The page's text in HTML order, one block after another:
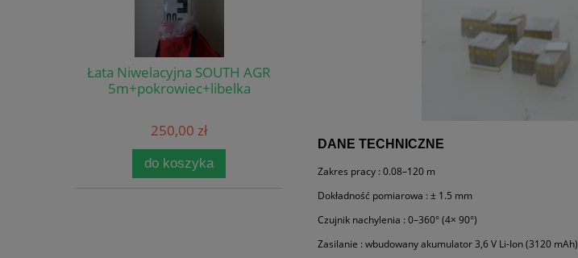
Łata Niwelacyjna SOUTH AGR
5m+pokrowiec+libelka
250,00 zł
do koszyka
DANE TECHNICZNE
Zakres pracy : 0.08–120 m
Dokładność pomiarowa : ± 1.5 mm
Czujnik nachylenia : 0–360° (4× 90°)
Zasilanie : wbudowany akumulator 3,6 V Li-Ion (3120 mAh)